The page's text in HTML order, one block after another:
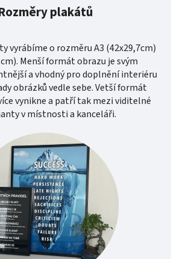
plakátů
vyrábíme o rozměru A3 (42x29,7cm)
Menší formát obrazu je svým
a vhodný pro doplnění interiéru
obrázků vedle sebe. Vetší formát
vynikne a patří tak mezi viditelné
v místnosti a kanceláři.